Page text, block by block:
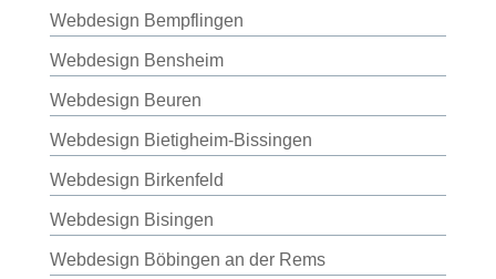
Webdesign Bempflingen
Webdesign Bensheim
Webdesign Beuren
Webdesign Bietigheim-Bissingen
Webdesign Birkenfeld
Webdesign Bisingen
Webdesign Böbingen an der Rems